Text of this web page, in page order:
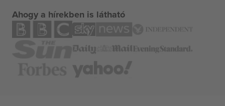
Ahogy a hírekben is látható